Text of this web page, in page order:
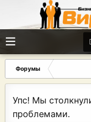
Форумы
Упс! Мы
проблемами.